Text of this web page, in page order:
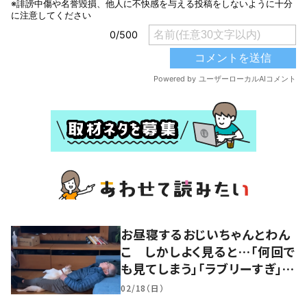
お昼寝するおじいちゃんとわん
こ しかしよく見ると…「何回で
も見てしまう」「ラブリーすぎ」の
声
02/18（日）